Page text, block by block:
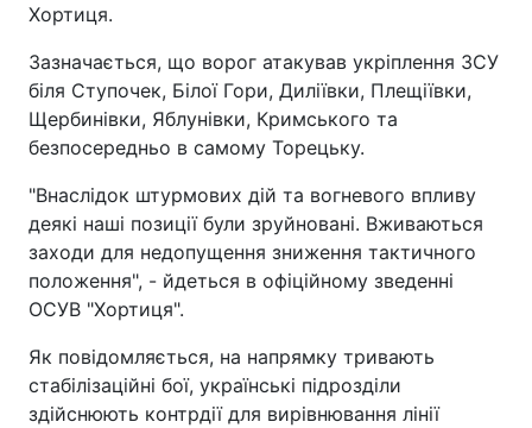
Хортиця.
Зазначається, що ворог атакував укріплення ЗСУ
біля Ступочек, Білої Гори, Диліївки, Плещіївки,
Щербинівки, Яблунівки, Кримського та
безпосередньо в самому Торецьку.
"Внаслідок штурмових дій та вогневого впливу
деякі наші позиції були зруйновані. Вживаються
заходи для недопущення зниження тактичного
положення", - йдеться в офіційному зведенні
ОСУВ "Хортиця".
Як повідомляється, на напрямку тривають
стабілізаційні бої, українські підрозділи
здійснюють контрдії для вирівнювання лінії